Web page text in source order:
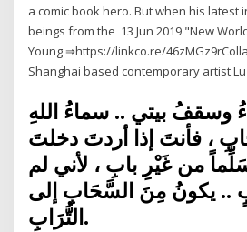
a comic book hero. But when his latest
beings from the 13 Jun 2019 "New
Young ⇒https://linkco.re/
Shanghai based contemporary artist
وسقفُ بيتي .. سماءُ اللهِ
، فأنتَ إذا أردتَ دخلتَ
من غَيْرِ بابِ ، لأني لم
.. يكونُ مِنَ السَّحَابِ إلى
التُّرَابِ.